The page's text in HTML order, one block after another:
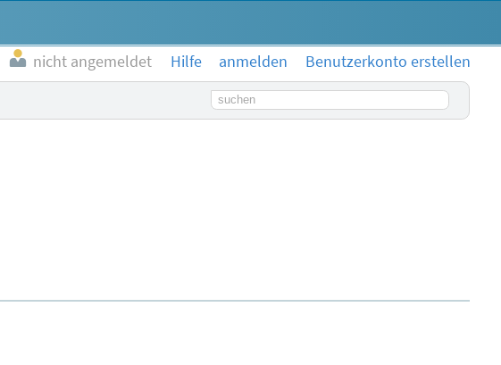
nicht angemeldet Hilfe anmelden
Benutzerkonto erstellen
Suchbegriff